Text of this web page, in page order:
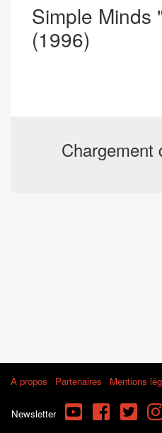
Simple Minds
(1996)
À propos Partenaires Mentions
Newsletter YouTube Facebook